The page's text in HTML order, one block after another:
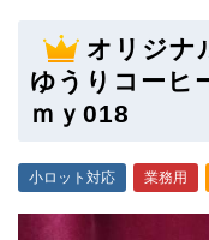
オリジナ
ゆうりコーヒ
ｍｙ018
小ロット対応 業務用